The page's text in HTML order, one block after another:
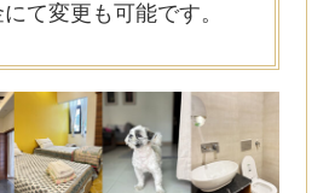
て変更も可能です。